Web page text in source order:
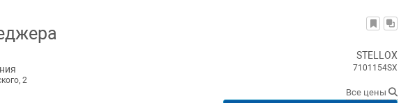
2
STELLOX
7101154SX
Все цены